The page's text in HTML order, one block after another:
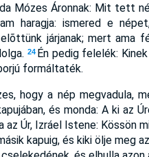
Mózes Áronnak: Mit tett
haragja: ismered e
járjanak; mert ama
24 Én pedig felelék:
formáltaték.
hogy a nép megvadula,
és monda: A ki az
az Úr, Izráel Istene: Kössön
kapuig, és kiki ölje meg